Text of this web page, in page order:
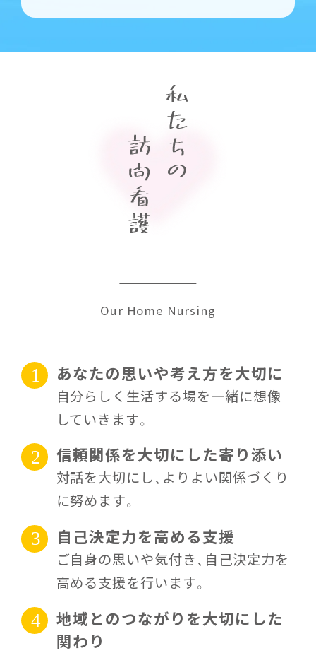
Our Home Nursing
1 あなたの思いや考え方を大切に
自分らしく生活する場を一緒に想像
していきます。
2 信頼関係を大切にした寄り添い
対話を大切にし、よりよい関係づくり
に努めます。
3 自己決定力を高める支援
ご自身の思いや気付き、自己決定力を
高める支援を行います。
4
地域とのつながりを大切にした
関わり